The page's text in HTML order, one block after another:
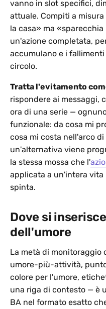
vanno in slot specifici,
attuale. Compiti a
la casa» ma
un'azione completata,
accumulano e i
circolo.
Tratta l'evitamento
rispondere ai messaggi,
ora di una serie —
funzionale: da cosa mi
cosa mi costa nell'arco
un'alternativa viene
la stessa mossa che l'
applicata a un'intera vita
spinta.
Dove si
dell'umore
La metà di monitoraggio
umore-più-attività,
colore per l'umore,
una riga di contesto — è
BA nel formato esatto